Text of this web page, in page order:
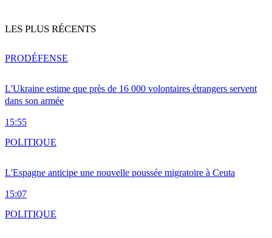
LES PLUS RÉCENTS
L'Ukraine estime que près de 16 000 volontaires étrangers servent
dans son armée
15:55
PRODÉFENSE
L'Espagne anticipe une nouvelle poussée migratoire à Ceuta
15:07
POLITIQUE
POLITIQUE